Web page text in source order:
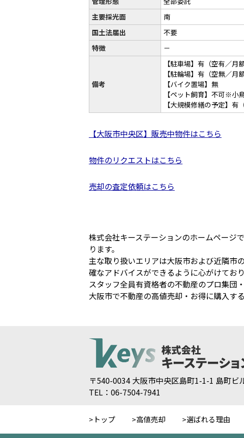
主要採光面
南
国土法届出
不要
特徴
－
備考
【駐車場】有（空有／月
【駐輪場】有（空無／月
【バイク置場】無
【ペット飼育】不可※小
【大規模修繕の予定】有
【大阪市中央区】販売中物件はこちら
物件のリクエストはこちら
売却の査定依頼はこちら
株式会社キーステーションのホームページ
ります。
主な取り扱いエリアは大阪市および近隣市
確なアドバイスができるように心がけており
スタッフ全員有資格者の不動産のプロ集団
大阪市で不動産の高値売却・お得に購入す
〒540-0034 大阪市中央区島町1-1-1 島町ビ
TEL：06-7504-7941
トップ 高値売却 選ばれる理由